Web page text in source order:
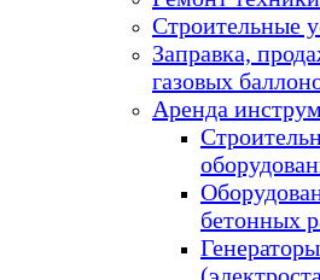
Строительные
Заправка,
газовых
Аренда
бетонных
Генераторы